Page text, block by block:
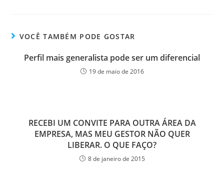
VOCÊ TAMBÉM PODE GOSTAR
Perfil mais generalista pode ser um diferencial
19 de maio de 2016
RECEBI UM CONVITE PARA OUTRA ÁREA DA
EMPRESA, MAS MEU GESTOR NÃO QUER
LIBERAR. O QUE FAÇO?
8 de janeiro de 2015